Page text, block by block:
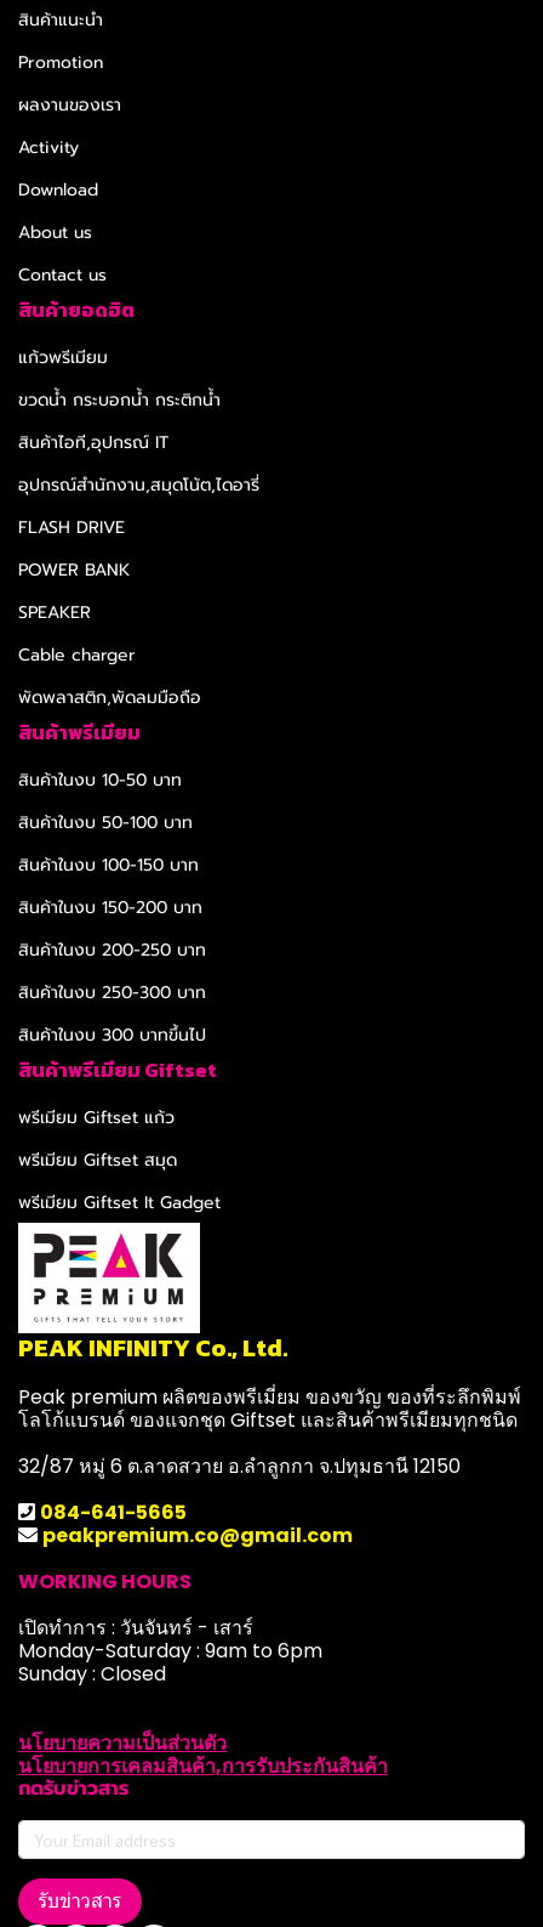
สินค้าแนะนำ
Promotion
ผลงานของเรา
Activity
Download
About us
Contact us
สินค้ายอดฮิต
แก้วพรีเมียม
ขวดน้ำ กระบอกน้ำ กระติกน้ำ
สินค้าไอที,อุปกรณ์ IT
อุปกรณ์สำนักงาน,สมุดโน้ต,ไดอารี่
FLASH DRIVE
POWER BANK
SPEAKER
Cable charger
พัดพลาสติก,พัดลมมือถือ
สินค้าพรีเมียม
สินค้าในงบ 10-50 บาท
สินค้าในงบ 50-100 บาท
สินค้าในงบ 100-150 บาท
สินค้าในงบ 150-200 บาท
สินค้าในงบ 200-250 บาท
สินค้าในงบ 250-300 บาท
สินค้าในงบ 300 บาทขึ้นไป
สินค้าพรีเมียม Giftset
พรีเมียม Giftset แก้ว
พรีเมียม Giftset สมุด
พรีเมียม Giftset It Gadget
PEAK INFINITY Co., Ltd.
Peak premium ผลิตของพรีเมี่ยม ของขวัญ ของที่ระลึกพิมพ์
โลโก้แบรนด์ ของแจกชุด Giftset และสินค้าพรีเมียมทุกชนิด
32/87 หมู่ 6 ต.ลาดสวาย อ.ลำลูกกา จ.ปทุมธานี 12150
084-641-5665
peakpremium.co@gmail.com
WORKING HOURS
เปิดทำการ : วันจันทร์ - เสาร์
Monday-Saturday : 9am to 6pm
Sunday : Closed
นโยบายความเป็นส่วนตัว
นโยบายการเคลมสินค้า,การรับประกันสินค้า
กดรับข่าวสาร
รับข่าวสาร